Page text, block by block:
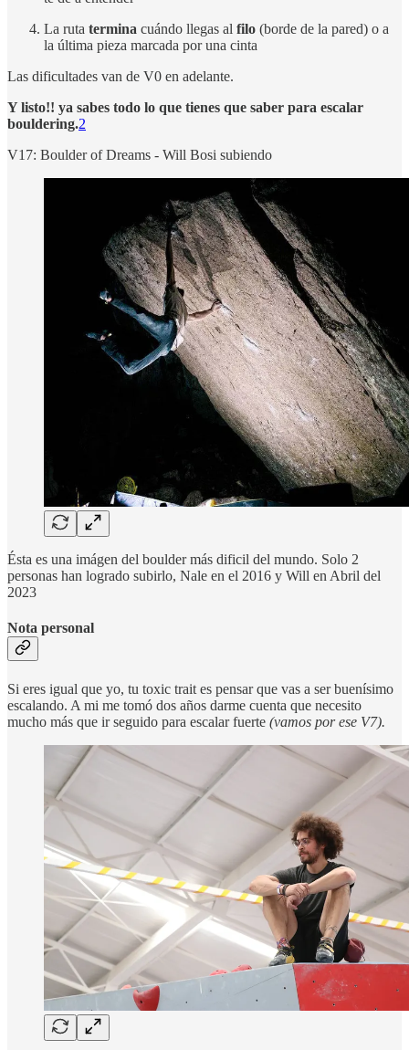
La ruta termina cuándo llegas al filo (borde de la pared) o a
la última pieza marcada por una cinta
Las dificultades van de V0 en adelante.
Y listo!! ya sabes todo lo que tienes que saber para escalar
bouldering.2
V17: Boulder of Dreams - Will Bosi subiendo
Ésta es una imágen del boulder más dificil del mundo. Solo 2
personas han logrado subirlo, Nale en el 2016 y Will en Abril del
2023
Nota personal
Si eres igual que yo, tu toxic trait es pensar que vas a ser buenísimo
escalando. A mi me tomó dos años darme cuenta que necesito
mucho más que ir seguido para escalar fuerte (vamos por ese V7).